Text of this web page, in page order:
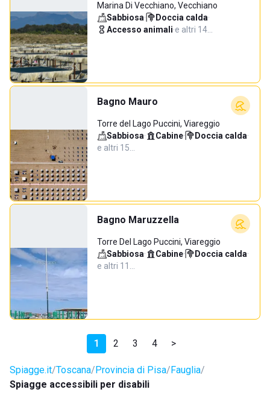
Marina Di Vecchiano, Vecchiano
Sabbiosa· Doccia calda·
Accesso animali·e altri 14…
Bagno Mauro
Torre del Lago Puccini, Viareggio
Sabbiosa· Cabine· Doccia calda·
e altri 15…
Bagno Maruzzella
Torre Del Lago Puccini, Viareggio
Sabbiosa· Cabine· Doccia calda·
e altri 11…
1 2 3 4 >
Spiagge.it Toscana Provincia di Pisa Fauglia
Spiagge accessibili per disabili